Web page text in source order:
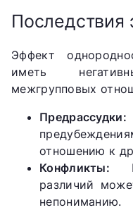
Последствия
Эффект
иметь
межгрупповых
Предрассудки:
отношению к
Конфликты:
различий
непониманию.